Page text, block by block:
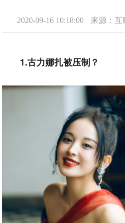
2020-09-16 10:18:00 来源：互
1.古力娜扎被压制？